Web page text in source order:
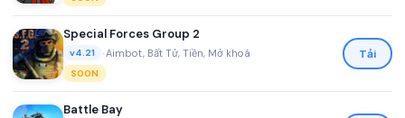
Special Forces Group 2
v4.21 Aimbot, Bất Tử, Tiền, Mở khoá
SOON
Tải
Battle Bay